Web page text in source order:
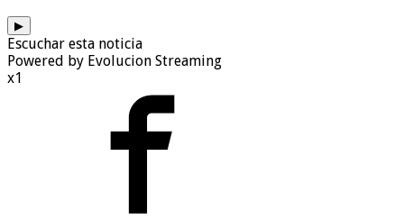
▶
Escuchar esta noticia
Powered by Evolucion Streaming
x1